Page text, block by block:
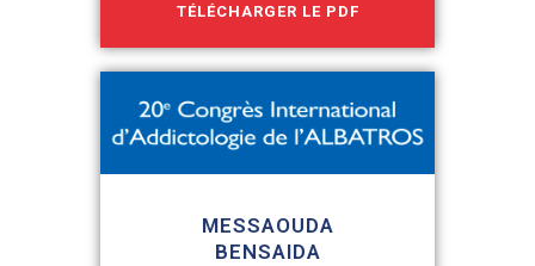
TÉLÉCHARGER LE PDF
MESSAOUDA
BENSAIDA